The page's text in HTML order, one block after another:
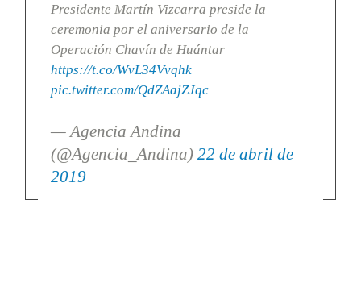
Presidente Martín Vizcarra preside la
ceremonia por el aniversario de la
Operación Chavín de Huántar
https://t.co/WvL34Vvqhk
pic.twitter.com/QdZAajZJqc
— Agencia Andina
(@Agencia_Andina) 22 de abril de
2019